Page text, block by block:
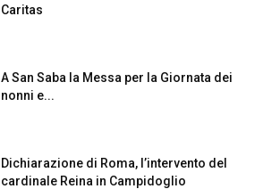
Caritas
A San Saba la Messa per la Giornata dei
nonni e...
Dichiarazione di Roma, l’intervento del
cardinale Reina in Campidoglio